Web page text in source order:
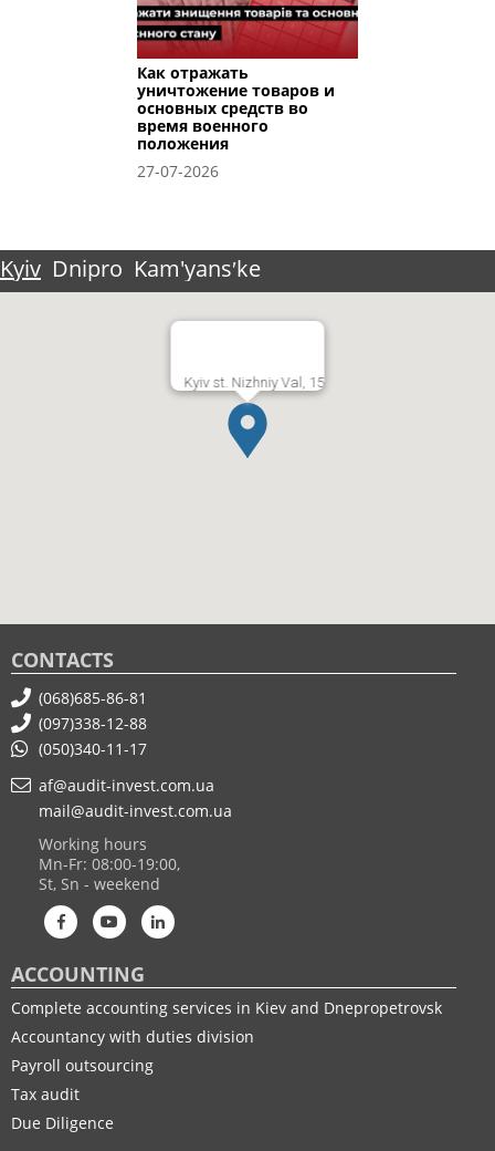
Как отражать
уничтожение товаров и
основных средств во
время военного
положения
27-07-2026
Kyiv Dnipro Kam'yansʹke
Kyiv st. Nizhniy Val, 15
CONTACTS
(068)685-86-81
(097)338-12-88
(050)340-11-17
af@audit-invest.com.ua
mail@audit-invest.com.ua
Working hours
Mn-Fr: 08:00-19:00,
St, Sn - weekend
ACCOUNTING
Complete accounting services in Kiev and Dnepropetrovsk
Accountancy with duties division
Payroll outsourcing
Tax audit
Due Diligence